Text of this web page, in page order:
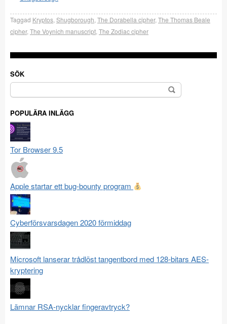
Taggad Kryptos Shugborough The Dorabella cipher, The Thomas Beale
cipher, The Voynich manuscript The Zodiac cipher
SÖK
Sök
efter:
POPULÄRA INLÄGG
Tor Browser 9.5
Apple startar ett bug-bounty program
Cyberförsvarsdagen 2020 förmiddag
Microsoft lanserar trådlöst tangentbord med 128-bitars AES-
kryptering
Lämnar RSA-nycklar fingeravtryck?